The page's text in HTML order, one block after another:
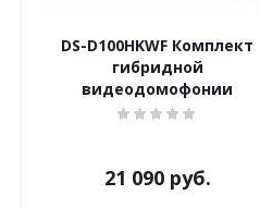
DS-D100HKWF Комплект
гибридной
видеодомофонии
21 090руб.